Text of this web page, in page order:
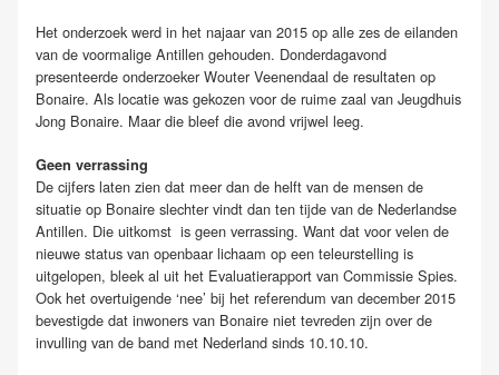
Het onderzoek werd in het najaar van 2015 op alle zes de eilanden
van de voormalige Antillen gehouden. Donderdagavond
presenteerde onderzoeker Wouter Veenendaal de resultaten op
Bonaire. Als locatie was gekozen voor de ruime zaal van Jeugdhuis
Jong Bonaire. Maar die bleef die avond vrijwel leeg.
Geen verrassing
De cijfers laten zien dat meer dan de helft van de mensen de
situatie op Bonaire slechter vindt dan ten tijde van de Nederlandse
Antillen. Die uitkomst is geen verrassing. Want dat voor velen de
nieuwe status van openbaar lichaam op een teleurstelling is
uitgelopen, bleek al uit het Evaluatierapport van Commissie Spies.
Ook het overtuigende ‘nee’ bij het referendum van december 2015
bevestigde dat inwoners van Bonaire niet tevreden zijn over de
invulling van de band met Nederland sinds 10.10.10.